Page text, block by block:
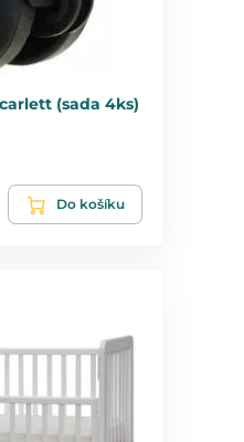
(sada 4ks)
Do košíku